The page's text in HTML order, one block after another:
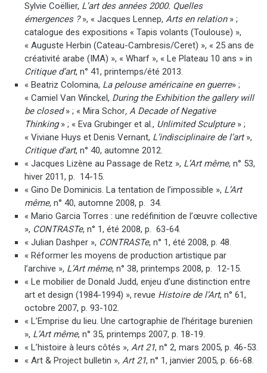
Sylvie Coëllier, L’art des années 2000. Quelles
émergences ?», « Jacques Lennep, Arts en relation» ;
catalogue des expositions « Tapis volants (Toulouse) »,
« Auguste Herbin (Cateau-Cambresis/Ceret) », « 25 ans de
créativité arabe (IMA) », « Wharf », « Le Plateau 10 ans » in
Critique d’art, n° 41, printemps/été 2013.
« Beatriz Colomina, La pelouse américaine en guerre» ;
« Camiel Van Winckel, During the Exhibition the gallery will
be closed» ; « Mira Schor, A Decade of Negative
Thinking» ; « Eva Grubinger et al., Unlimited Sculpture» ;
« Viviane Huys et Denis Vernant, L’indisciplinaire de l’art»,
Critique d’art, n° 40, automne 2012.
« Jacques Lizène au Passage de Retz », L’Art même, n° 53,
hiver 2011, p. 14-15.
« Gino De Dominicis. La tentation de l’impossible », L’Art
même, n° 40, automne 2008, p. 34.
« Mario Garcia Torres : une redéfinition de l’œuvre collective
», CONTRASTe, n° 1, été 2008, p. 63-64.
« Julian Dashper », CONTRASTe, n° 1, été 2008, p. 48.
« Réformer les moyens de production artistique par
l’archive », L’Art même, n° 38, printemps 2008, p. 12-15.
« Le mobilier de Donald Judd, enjeu d’une distinction entre
art et design (1984-1994) », revue Histoire de l’Art, n° 61,
octobre 2007, p. 93-102.
« L’Emprise du lieu. Une cartographie de l’héritage burenien
», L’Art même, n° 35, printemps 2007, p. 18-19.
« L’histoire à leurs côtés », Art 21, n° 2, mars 2005, p. 46-53.
« Art & Project bulletin », Art 21, n° 1, janvier 2005, p. 66-68.